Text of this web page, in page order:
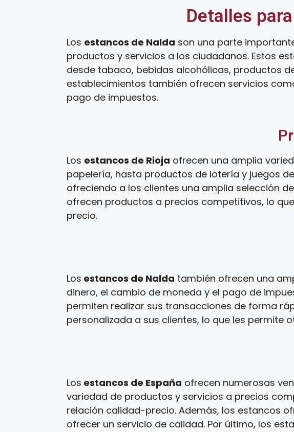
Detalles
Los estancos de Nalda son una parte
productos y servicios a los ciudadanos. Estos
desde tabaco, bebidas alcohólicas, productos
establecimientos también ofrecen servicios
pago de impuestos.
Los estancos de Rioja ofrecen una amplia
papelería, hasta productos de lotería y juegos
ofreciendo a los clientes una amplia selección
ofrecen productos a precios competitivos, lo
precio.
Los estancos de Nalda también ofrecen una
dinero, el cambio de moneda y el pago de
permiten realizar sus transacciones de forma
personalizada a sus clientes, lo que les permite
Los estancos de España ofrecen numerosas
variedad de productos y servicios a precios
relación calidad-precio. Además, los estancos
ofrecer un servicio de calidad. Por último, los